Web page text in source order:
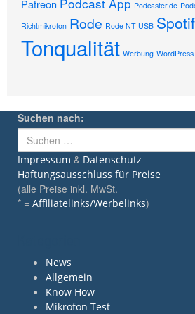
Patreon Podcaster.de
Richtmikrofon Rode Rode NT-USB
Tonqualität Werbung WordPress
Suchen nach:
Impressum & Datenschutz
Haftungsausschluss für Preise
(alle Preise inkl. MwSt.
* = Affiliatelinks/Werbelinks)
News
Allgemein
Know How
Mikrofon Test